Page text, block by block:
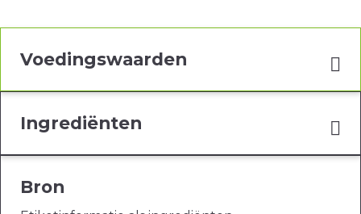
Voedingswaarden
Ingrediënten
Bron